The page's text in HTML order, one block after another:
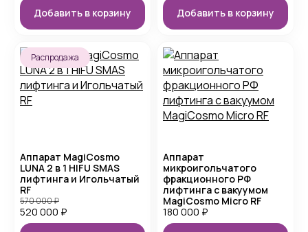
Добавить в корзину Добавить в корзину
Распродажа
Аппарат MagiCosmo
LUNA 2 в 1 HIFU SMAS
лифтинга и Игольчатый
RF
520 000 ₽
570 000₽
Аппарат
микроигольчатого
фракционного РФ
лифтинга с вакуумом
MagiCosmo Micro RF
180 000 ₽